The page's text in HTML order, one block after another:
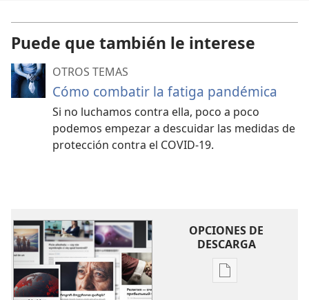
No descuide su lado espiritual
Lea versículos de la Biblia que lo animen
Investigue por qué pasan cosas malas en el mundo
No se preocupe más de la cuenta
Tenga buenos amigos
Aunque esté aislado, puede ser feliz si reconoce que
tiene necesidades espirituales y las satisface (Mateo
5:3,6). ¿Por qué no echa un vistazo a alguna de estas
ayudas?
Puede que también le interese
OTROS TEMAS
Cómo combatir la fatiga pandémica
Si no luchamos contra ella, poco a poco
podemos empezar a descuidar las medidas de
protección contra el COVID-19.
OPCIONES DE
DESCARGA
Opciones